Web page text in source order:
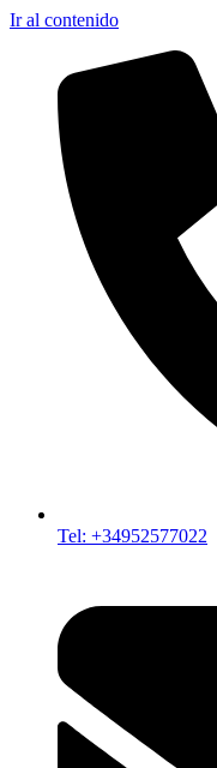
Ir al contenido
Tel: +34952577022